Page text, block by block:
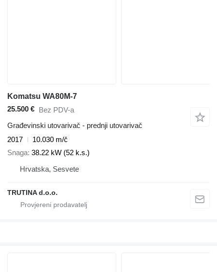
Komatsu WA80M-7
25.500 € Bez PDV-a
Građevinski utovarivač - prednji utovarivač
2017
10.030 m/č
Snaga 38.22 kW (52 k.s.)
Hrvatska, Sesvete
TRUTINA d.o.o.